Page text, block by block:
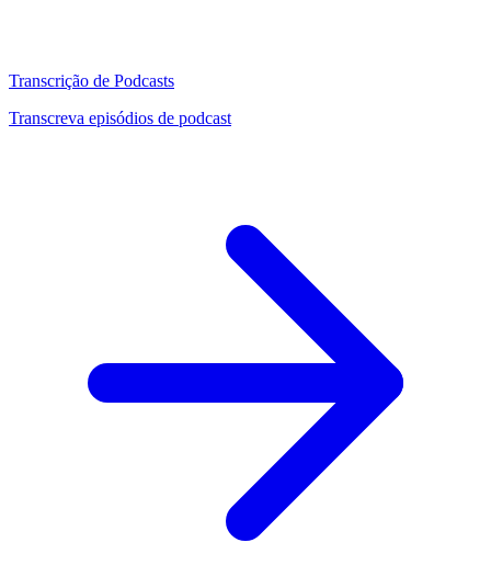
Transcrição de Podcasts
Transcreva episódios de podcast